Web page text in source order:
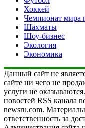
Хоккей
Чемпионат мира
Шахматы
Шоу-бизнес
Экология
Экономика
Данный сайт не
сайте ни чего не
услуги не
новостей RSS канала
newsru.com.
ответственность за